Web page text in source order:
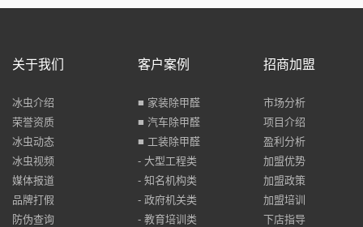
关于我们
冰虫介绍
荣誉资质
冰虫动态
冰虫视频
媒体报道
品牌打假
防伪查询
客户案例
■ 家装除甲醛
■ 汽车除甲醛
■ 工装除甲醛
- 大型工程类
- 知名机构类
- 政府机关类
- 教育培训类
招商加盟
市场分析
项目介绍
盈利分析
加盟优势
加盟政策
加盟培训
下店指导